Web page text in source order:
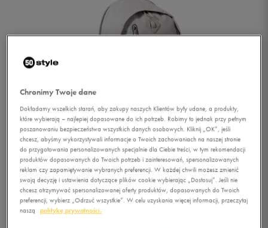
Chronimy Twoje dane
Dokładamy wszelkich starań, aby zakupy naszych Klientów były udane, a produkty,
które wybierają – najlepiej dopasowane do ich potrzeb. Robimy to jednak przy pełnym
poszanowaniu bezpieczeństwa wszystkich danych osobowych. Kliknij „OK”, jeśli
chcesz, abyśmy wykorzystywali informacje o Twoich zachowaniach na naszej stronie
do przygotowania personalizowanych specjalnie dla Ciebie treści, w tym rekomendacji
produktów dopasowanych do Twoich potrzeb i zainteresowań, spersonalizowanych
reklam czy zapamiętywanie wybranych preferencji. W każdej chwili możesz zmienić
swoją decyzję i ustawienia dotyczące plików cookie wybierając „Dostosuj”. Jeśli nie
chcesz otrzymywać spersonalizowanej oferty produktów, dopasowanych do Twoich
preferencji, wybierz „Odrzuć wszystkie”. W celu uzyskania więcej informacji, przeczytaj
naszą
politykę prywatności.